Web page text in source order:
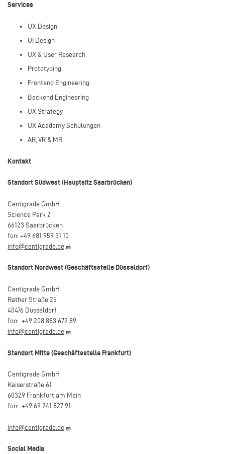
Services
UX Design
UI Design
UX & User Research
Prototyping
Frontend Engineering
Backend Engineering
UX Strategy
UX Academy Schulungen
AR, VR & MR
Kontakt
Standort Südwest (Hauptsitz Saarbrücken)
Centigrade GmbH
Science Park 2
66123 Saarbrücken
fon: +49 681 959 31 10
info@centigrade.de
Standort Nordwest (Geschäftsstelle Düsseldorf)
Centigrade GmbH
Rather Straße 25
40476 Düsseldorf
fon: +49 208 883 672 89
info@centigrade.de
Standort Mitte (Geschäftsstelle Frankfurt)
Centigrade GmbH
Kaiserstraße 61
60329 Frankfurt am Main
fon: +49 69 241 827 91
info@centigrade.de
Social Media